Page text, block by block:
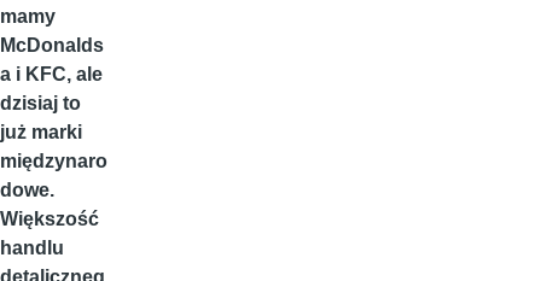
mamy
McDonalds
a i KFC, ale
dzisiaj to
już marki
międzynaro
dowe.
Większość
handlu